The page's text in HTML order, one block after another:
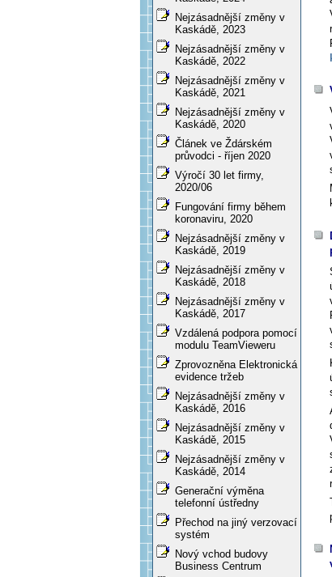
Nejzásadnější změny v
Kaskádě, 2023
Nejzásadnější změny v
Kaskádě, 2022
Nejzásadnější změny v
Kaskádě, 2021
Nejzásadnější změny v
Kaskádě, 2020
Článek ve Ždárském
průvodci - říjen 2020
Výročí 30 let firmy,
2020/06
Fungování firmy během
koronaviru, 2020
Nejzásadnější změny v
Kaskádě, 2019
Nejzásadnější změny v
Kaskádě, 2018
Nejzásadnější změny v
Kaskádě, 2017
Vzdálená podpora pomocí
modulu TeamVieweru
Zprovozněna Elektronická
evidence tržeb
Nejzásadnější změny v
Kaskádě, 2016
Nejzásadnější změny v
Kaskádě, 2015
Nejzásadnější změny v
Kaskádě, 2014
Generační výměna
telefonní ústředny
Přechod na jiný verzovací
systém
Nový vchod budovy
Business Centrum